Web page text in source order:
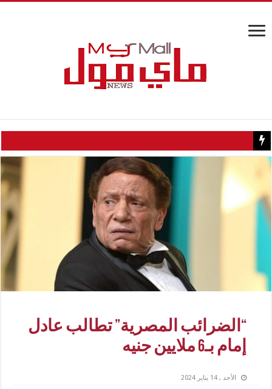
كيف تسبب سائح كويتي في إغلاق منزل عبدالحليم حافظ ومنع
“الضرائب المصرية” تطالب عادل
إمام بـ6 ملايين جنيه
الأحد , 14 يناير 2024